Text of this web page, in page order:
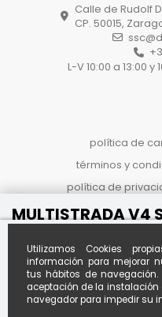
Utilizamos Cookies
información para mejorar
tus hábitos de
aceptación de la
navegador para impedir su
Calle de Rudolf
CP. 50015,
L-V 10:00 a 13:00 y
política de
términos y
política de
MULTISTRADA V4
Al contado
23.990 €
28.690 €
-4.700 €
176,93 €
A120meses
9.000,00 €
*Importe
vinculante